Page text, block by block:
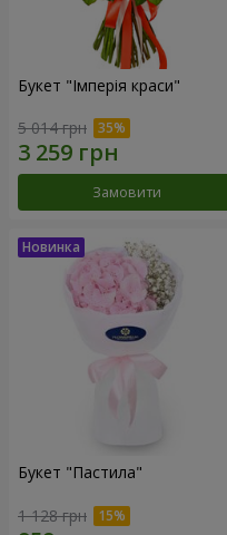
Букет "Імперія краси"
5 014 грн
Замовити
Букет "Пастила"
1 128 грн